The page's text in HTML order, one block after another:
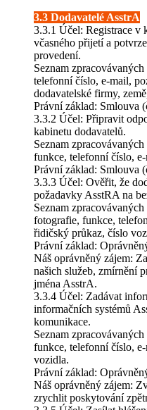
3.3 Dodavatelé AsstrA
3.3.1 Účel: Registrace v
včasného přijetí a
provedení.
Seznam
telefonní číslo, e-mail,
dodavatelské firmy,
Právní základ: Smlouva
3.3.2 Účel: Připravit
kabinetu dodavatelů.
Seznam
funkce, telefonní číslo,
Právní základ: Smlouva
3.3.3 Účel: Ověřit, že
požadavky AsstRA na
Seznam
fotografie, funkce,
řidičský průkaz, číslo
Právní základ:
Náš oprávněný zájem:
našich služeb, zmírnění
jména AsstrA.
3.3.4 Účel: Zadávat
informačních systémů
komunikace.
Seznam
funkce, telefonní číslo,
vozidla.
Právní základ:
Náš oprávněný zájem:
zrychlit poskytování